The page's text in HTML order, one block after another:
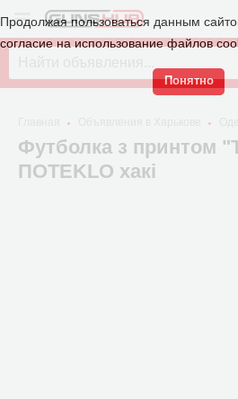
Продолжая пользоваться данным
согласие на использование файлов
Понятно
Футболка з принтом
ПOTEKLO хакі